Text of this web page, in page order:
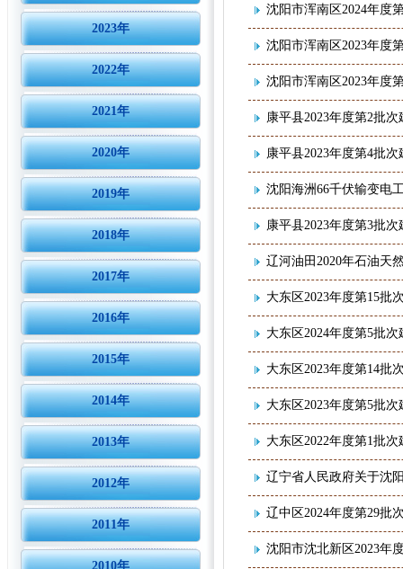
2023年
2022年
2021年
2020年
2019年
2018年
2017年
2016年
2015年
2014年
2013年
2012年
2011年
2010年
沈阳市浑南区2024年度
沈阳市浑南区2023年度
沈阳市浑南区2023年度
康平县2023年度第2批次
康平县2023年度第4批次
沈阳海洲66千伏输变电
康平县2023年度第3批次
辽河油田2020年石油天
大东区2023年度第15批
大东区2024年度第5批次
大东区2023年度第14批
大东区2023年度第5批次
大东区2022年度第1批次
辽宁省人民政府关于沈
辽中区2024年度第29批
沈阳市沈北新区2023年